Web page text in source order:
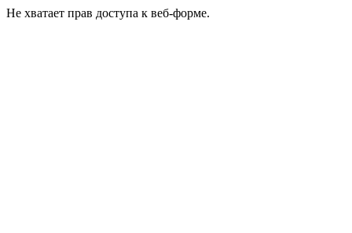
Не хватает прав доступа к веб-форме.